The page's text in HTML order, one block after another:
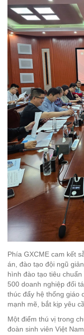
Phía GXCME cam kết
án, đào tạo đội ngũ
hình đào tạo tiêu
500 doanh nghiệp đối
thúc đẩy hệ thống giáo
mạnh mẽ, bắt kịp yêu
Một điểm thú vị trong
đoàn sinh viên Việt